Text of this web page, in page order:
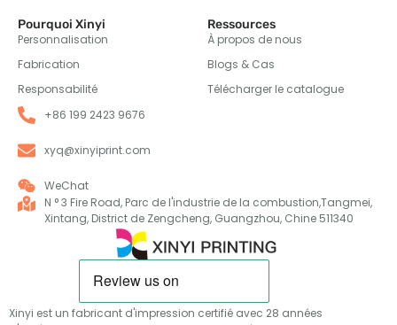
Xinyi est un fabricant d'impression certifié avec 28 années
Pourquoi Xinyi
Personnalisation
Fabrication
Responsabilité
Ressources
À propos de nous
Blogs & Cas
Télécharger le catalogue
+86 199 2423 9676
xyq@xinyiprint.com
WeChat
N ° 3 Fire Road, Parc de l'industrie de la combustion,Tangmei,
Xintang, District de Zengcheng, Guangzhou, Chine 511340